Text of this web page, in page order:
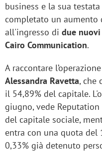
business e la sua
completato un aumento
all'ingresso di due
Cairo Communication.
A raccontare l’operazione
Alessandra Ravetta, che
il 54,89% del capitale.
giugno, vede
del capitale sociale,
entra con una quota del
0,33% già detenuto